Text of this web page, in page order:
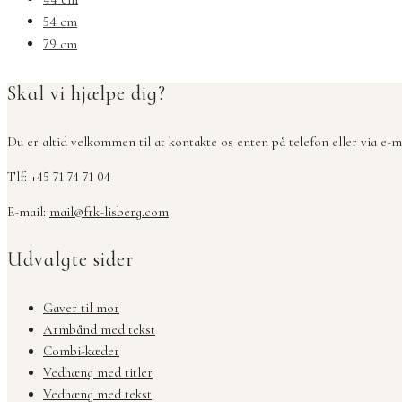
54 cm
79 cm
Skal vi hjælpe dig?
Du er altid velkommen til at kontakte os enten på telefon eller via e-
Tlf: +45 71 74 71 04
E-mail: mail@frk-lisberg.com
Udvalgte sider
Gaver til mor
Armbånd med tekst
Combi-kæder
Vedhæng med titler
Vedhæng med tekst